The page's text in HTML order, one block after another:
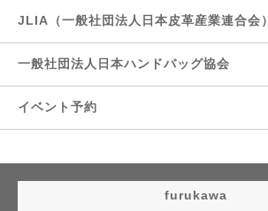
JLIA（一般社団法人日本皮革産業連合会）
一般社団法人日本ハンドバッグ協会
イベント予約
furukawa